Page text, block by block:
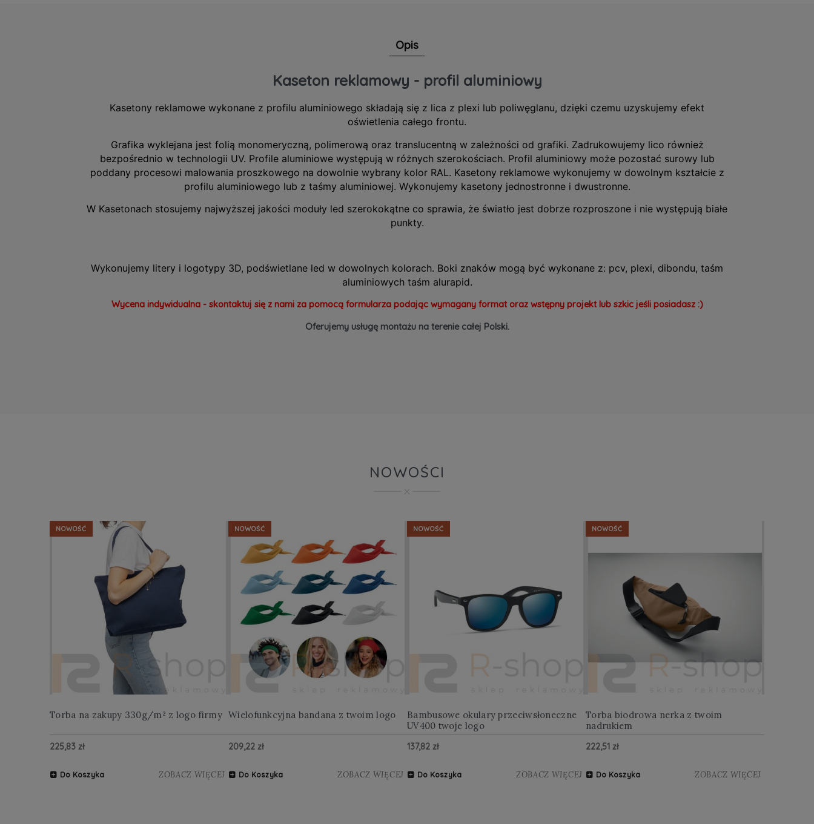
Opis
Kaseton reklamowy - profil aluminiowy
Kasetony reklamowe wykonane z profilu aluminiowego składają się z lica z plexi lub poliwęglanu, dzięki czemu uzyskujemy efekt
oświetlenia całego frontu.
Grafika wyklejana jest folią monomeryczną, polimerową oraz translucentną w zależności od grafiki. Zadrukowujemy lico również
bezpośrednio w technologii UV. Profile aluminiowe występują w różnych szerokościach. Profil aluminiowy może pozostać surowy lub
poddany procesowi malowania proszkowego na dowolnie wybrany kolor RAL. Kasetony reklamowe wykonujemy w dowolnym kształcie z
profilu aluminiowego lub z taśmy aluminiowej. Wykonujemy kasetony jednostronne i dwustronne.
W Kasetonach stosujemy najwyższej jakości moduły led szerokokątne co sprawia, że światło jest dobrze rozproszone i nie występują białe
punkty.
Wykonujemy litery i logotypy 3D, podświetlane led w dowolnych kolorach. Boki znaków mogą być wykonane z: pcv, plexi, dibondu, taśm
aluminiowych taśm alurapid.
Wycena indywidualna - skontaktuj się z nami za pomocą formularza podając wymagany format oraz wstępny projekt lub szkic jeśli posiadasz :)
Oferujemy usługę montażu na terenie całej Polski.
NOWOŚCI
Torba na zakupy 330g/m² z logo firmy
225,83 zł
Do Koszyka ZOBACZ WIĘCEJ
NOWOŚĆ
Wielofunkcyjna bandana z twoim logo
209,22 zł
Do Koszyka ZOBACZ WIĘCEJ
NOWOŚĆ
Bambusowe okulary przeciwsłoneczne
UV400 twoje logo
137,82 zł
Do Koszyka ZOBACZ WIĘCEJ
NOWOŚĆ
Torba biodrowa nerka z twoim
nadrukiem
222,51 zł
Do Koszyka ZOBACZ WIĘCEJ
NOWOŚĆ